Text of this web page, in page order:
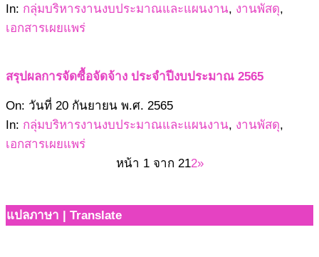
09-
20
In: กลุ่มบริหารงานงบประมาณและแผนงาน, งานพัสดุ,
เอกสารเผยแพร่
สรุปผลการจัดซื้อจัดจ้าง ประจำปีงบประมาณ 2565
2565-
09-
20
On: วันที่ 20 กันยายน พ.ศ. 2565
In: กลุ่มบริหารงานงบประมาณและแผนงาน, งานพัสดุ,
เอกสารเผยแพร่
หน้า 1 จาก 212»
แปลภาษา | Translate